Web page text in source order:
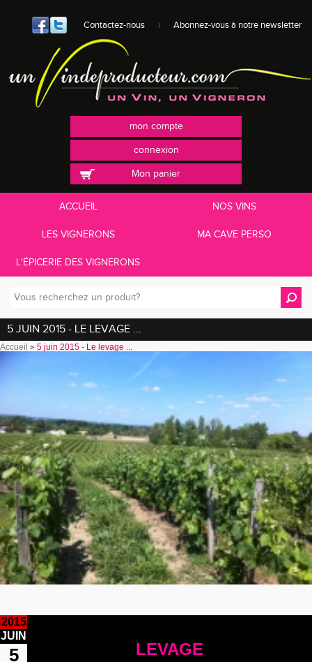
mon compte
connexion
Mon panier
ACCUEIL NOS VINS
LES VIGNERONS MA CAVE PERSO
L'ÉPICERIE DES VIGNERONS
Accueil 5 juin 2015 - Le levage ...
5 JUIN 2015 - LE LEVAGE ...
2015
LEVAGE
JUIN
5
Contactez-nous Abonnez-vous à notre newsletter